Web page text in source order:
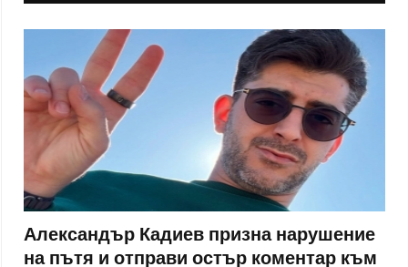
Александър Кадиев призна нарушение
на пътя и отправи остър коментар към